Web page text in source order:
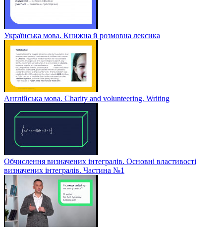
Українська мова. Книжна й розмовна лексика
Англійська мова. Charity and volunteering. Writing
Обчислення визначених інтегралів. Основні властивості
визначених інтегралів. Частина №1